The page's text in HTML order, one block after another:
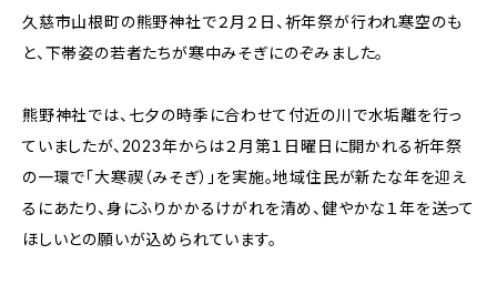
久慈市山根町の熊野神社で２月２日、祈年祭が行われ寒空のも
と、下帯姿の若者たちが寒中みそぎにのぞみました。
熊野神社では、七夕の時季に合わせて付近の川で水垢離を行っ
ていましたが、2023年からは２月第１日曜日に開かれる祈年祭
の一環で「大寒禊（みそぎ）」を実施。地域住民が新たな年を迎え
るにあたり、身にふりかかるけがれを清め、健やかな１年を送って
ほしいとの願いが込められています。